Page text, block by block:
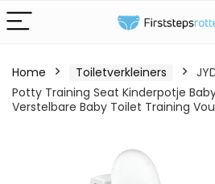
Home Toiletverkleiners
Potty Training Seat Kinderpotje
Verstelbare Baby Toilet Training